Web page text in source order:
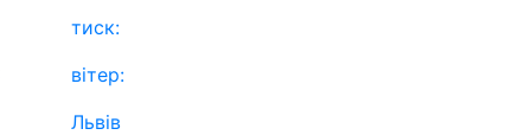
тиск:
вітер:
Львів